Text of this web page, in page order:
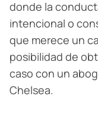
donde la
intencional o
que merece un
posibilidad de
caso con un
Chelsea.